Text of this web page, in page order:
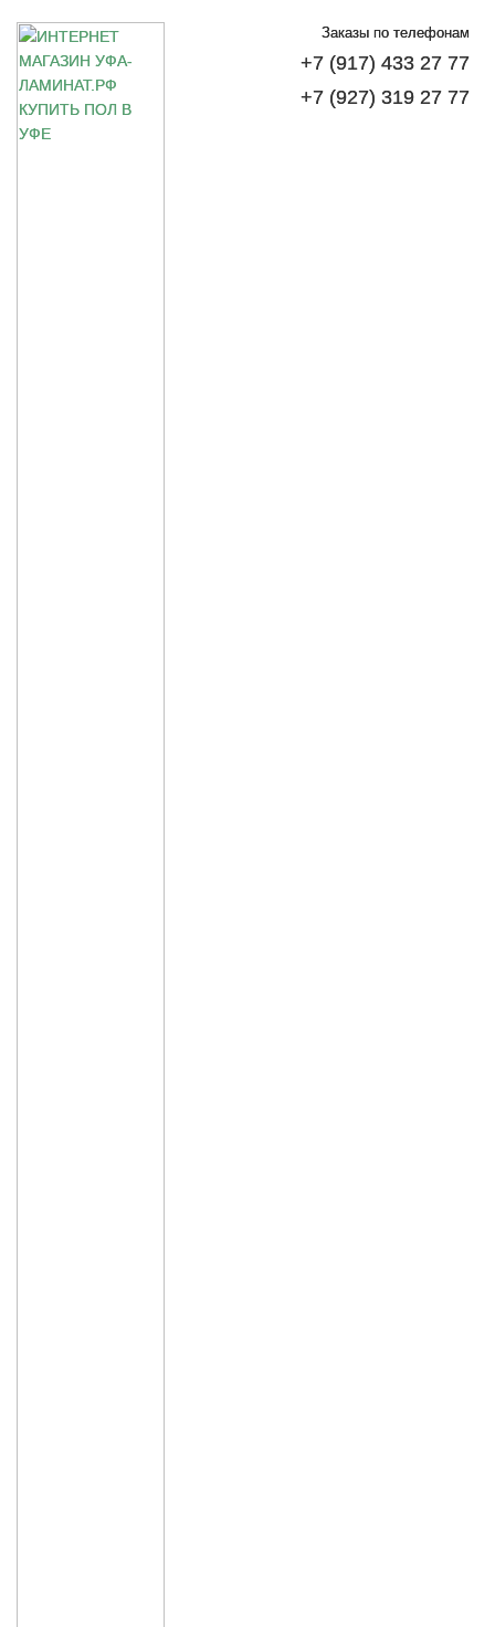
Заказы по телефонам
+7 (917) 433 27 77
+7 (927) 319 27 77